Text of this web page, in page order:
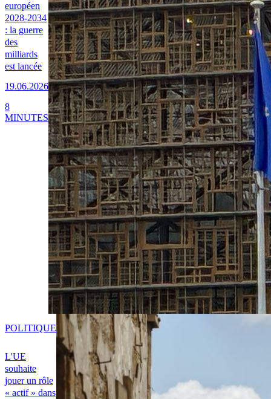
européen
2028-2034
: la guerre
des
milliards
est lancée
19.06.2026
8
MINUTES
L'UE
souhaite
jouer un rôle
« actif » dans
POLITIQUE